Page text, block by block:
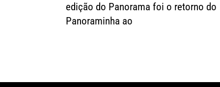
edição do Panorama foi o retorno do
Panoraminha ao